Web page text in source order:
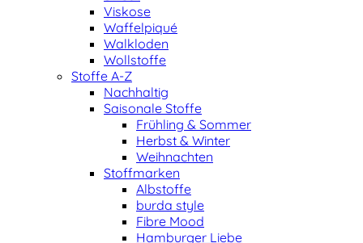
Viskose
Waffelpiqué
Walkloden
Wollstoffe
Stoffe A-Z
Nachhaltig
Saisonale Stoffe
Frühling & Sommer
Herbst & Winter
Weihnachten
Stoffmarken
Albstoffe
burda style
Fibre Mood
Hamburger Liebe